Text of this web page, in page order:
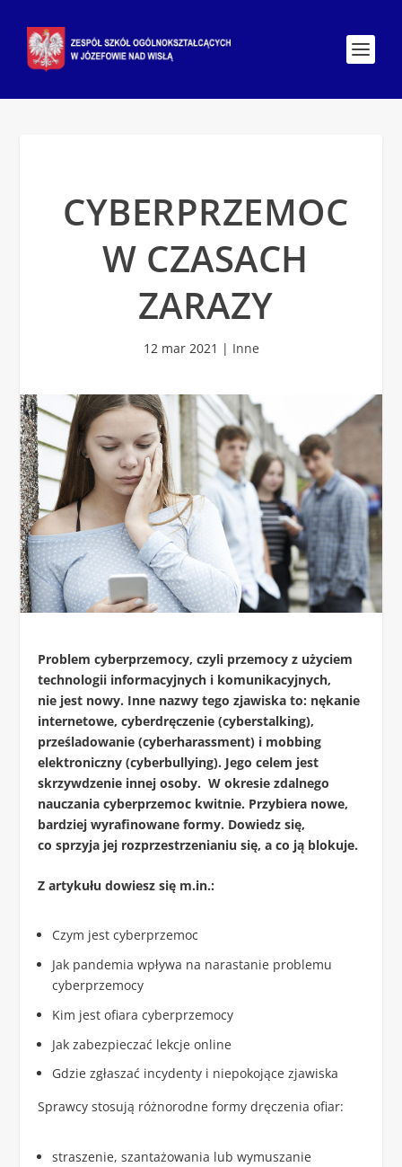
CYBERPRZEMOC
W CZASACH
ZARAZY
12 mar 2021 | Inne
Problem cyberprzemocy, czyli przemocy z użyciem
technologii informacyjnych i komunikacyjnych,
nie jest nowy. Inne nazwy tego zjawiska to: nękanie
internetowe, cyberdręczenie (cyberstalking),
prześladowanie (cyberharassment) i mobbing
elektroniczny (cyberbullying). Jego celem jest
skrzywdzenie innej osoby. W okresie zdalnego
nauczania cyberprzemoc kwitnie. Przybiera nowe,
bardziej wyrafinowane formy. Dowiedz się,
co sprzyja jej rozprzestrzenianiu się, a co ją blokuje.
Z artykułu dowiesz się m.in.:
Czym jest cyberprzemoc
Jak pandemia wpływa na narastanie problemu
cyberprzemocy
Kim jest ofiara cyberprzemocy
Jak zabezpieczać lekcje online
Gdzie zgłaszać incydenty i niepokojące zjawiska
Sprawcy stosują różnorodne formy dręczenia ofiar:
straszenie, szantażowania lub wymuszanie